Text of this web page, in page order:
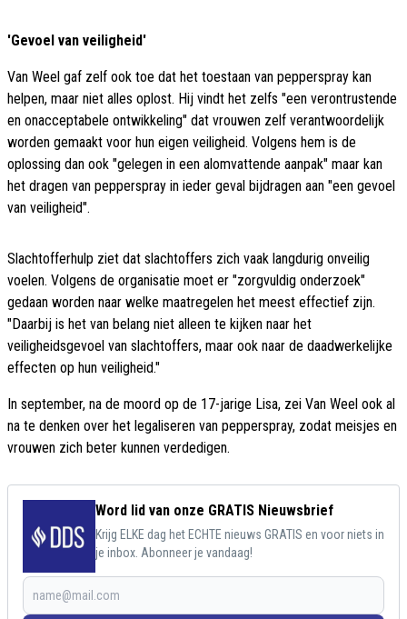
'Gevoel van veiligheid'
Van Weel gaf zelf ook toe dat het toestaan van pepperspray kan
helpen, maar niet alles oplost. Hij vindt het zelfs "een verontrustende
en onacceptabele ontwikkeling" dat vrouwen zelf verantwoordelijk
worden gemaakt voor hun eigen veiligheid. Volgens hem is de
oplossing dan ook "gelegen in een alomvattende aanpak" maar kan
het dragen van pepperspray in ieder geval bijdragen aan "een gevoel
van veiligheid".
Slachtofferhulp ziet dat slachtoffers zich vaak langdurig onveilig
voelen. Volgens de organisatie moet er "zorgvuldig onderzoek"
gedaan worden naar welke maatregelen het meest effectief zijn.
"Daarbij is het van belang niet alleen te kijken naar het
veiligheidsgevoel van slachtoffers, maar ook naar de daadwerkelijke
effecten op hun veiligheid."
In september, na de moord op de 17-jarige Lisa, zei Van Weel ook al
na te denken over het legaliseren van pepperspray, zodat meisjes en
vrouwen zich beter kunnen verdedigen.
Word lid van onze GRATIS Nieuwsbrief
Krijg ELKE dag het ECHTE nieuws GRATIS en voor niets in
je inbox. Abonneer je vandaag!